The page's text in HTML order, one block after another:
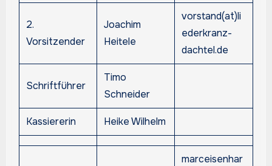
2.
Vorsitzender
Joachim
Heitele
vorstand(at)li
ederkranz-
dachtel.de
Schriftführer
Timo
Schneider
Kassiererin Heike Wilhelm
marceisenhar